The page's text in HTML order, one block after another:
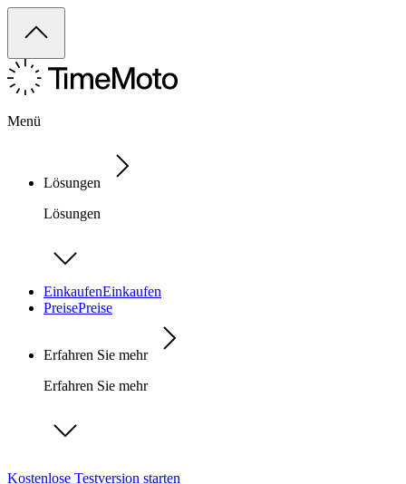
Menü
Lösungen
Lösungen
EinkaufenEinkaufen
PreisePreise
Erfahren Sie mehr
Erfahren Sie mehr
Kostenlose Testversion starten